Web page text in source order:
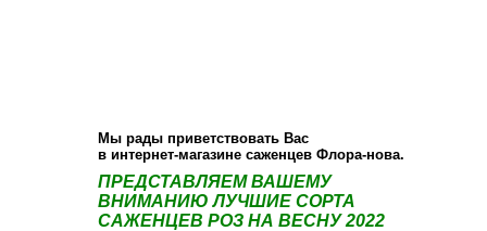
Мы рады приветствовать Вас
в интернет-магазине саженцев Флора-нова.
ПРЕДСТАВЛЯЕМ ВАШЕМУ
ВНИМАНИЮ ЛУЧШИЕ СОРТА
САЖЕНЦЕВ РОЗ НА ВЕСНУ 2022